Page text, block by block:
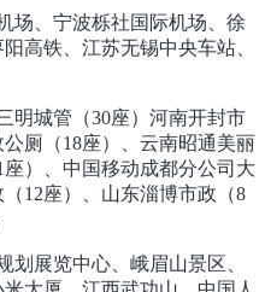
场、宁波栎社国际机场、徐
高铁、江苏无锡中央车站、
明城管（30座）河南开封市
厕（18座）、云南昭通美丽
）、中国移动成都分公司大
12座）、山东淄博市政（8
划展览中心、峨眉山景区、